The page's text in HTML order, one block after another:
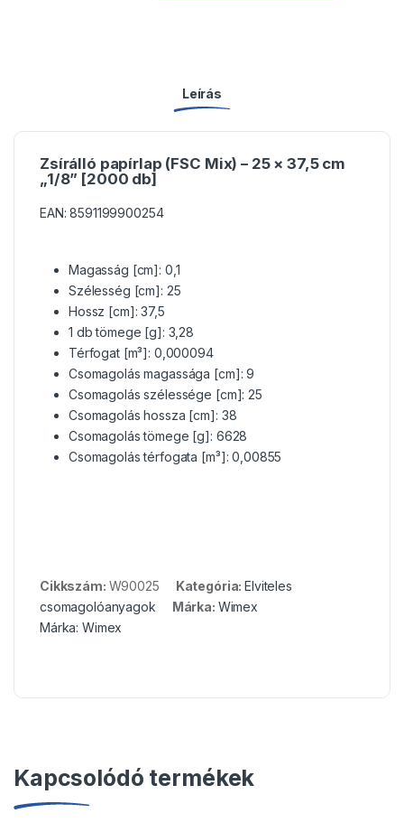
Leírás
Zsírálló papírlap (FSC Mix) – 25 × 37,5 cm
„1/8” [2000 db]
EAN: 8591199900254
Magasság [cm]: 0,1
Szélesség [cm]: 25
Hossz [cm]: 37,5
1 db tömege [g]: 3,28
Térfogat [m³]: 0,000094
Csomagolás magassága [cm]: 9
Csomagolás szélessége [cm]: 25
Csomagolás hossza [cm]: 38
Csomagolás tömege [g]: 6628
Csomagolás térfogata [m³]: 0,00855
Cikkszám: W90025 Kategória:Elviteles
csomagolóanyagok
Márka: Wimex
Márka:Wimex
Kapcsolódó termékek